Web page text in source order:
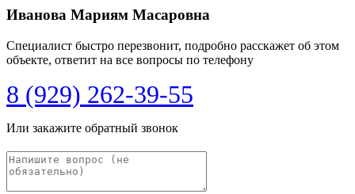
Иванова Мариям Масаровна
Специалист быстро перезвонит, подробно расскажет об этом
объекте, ответит на все вопросы по телефону
8 (929) 262-39-55
Или закажите обратный звонок